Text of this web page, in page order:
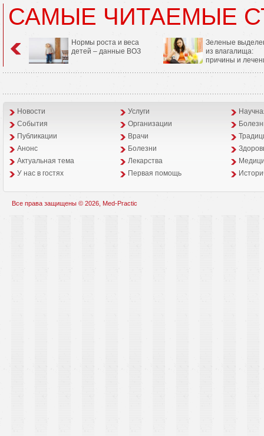
САМЫЕ ЧИТАЕМЫЕ
Нормы роста и веса
детей – данные ВОЗ
Зеленые
из влагалища:
причины и
Новости Услуги
События
Организации
Публикации
Врачи
Анонс
Болезни
Aктуальная тема
Лекарства
У нас в гостях
Первая помощь
Все права защищены © 2026, Med-Practic